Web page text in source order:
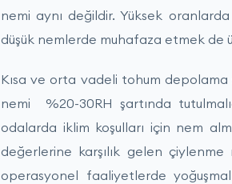
nemi aynı değildir. Yüksek
düşük nemlerde muhafaza etmek de
Kısa ve orta vadeli tohum
nemi %20-30RH şartında
odalarda iklim koşulları için nem
değerlerine karşılık gelen
operasyonel faaliyetlerde